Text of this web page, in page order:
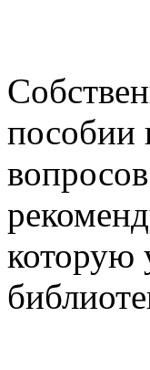
пособии
которую